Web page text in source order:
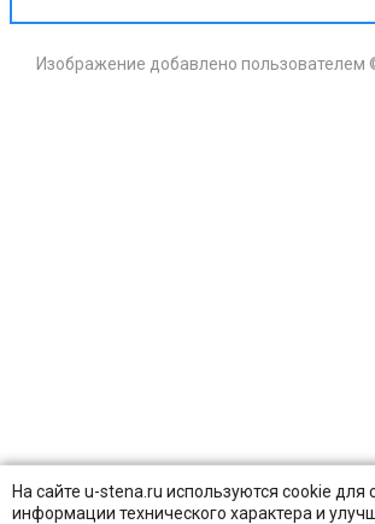
На сайте u-stena.ru используются cookie для
информации технического характера и
Изображение добавлено пользователем